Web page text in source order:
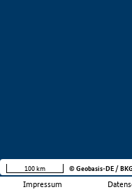
Impressum
100 km © Geobasis-DE /